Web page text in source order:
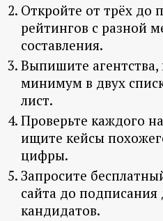
Откройте от трёх до
рейтингов с разной
составления.
Выпишите
минимум в двух
лист.
Проверьте каждого
ищите кейсы
цифры.
Запросите
сайта до подписания
кандидатов.